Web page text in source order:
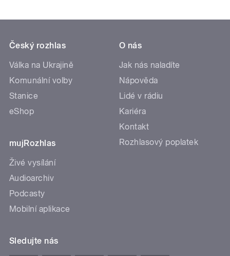
Český rozhlas
Válka na Ukrajině
Komunální volby
Stanice
eShop
mujRozhlas
Živé vysílání
Audioarchiv
Podcasty
Mobilní aplikace
O nás
Jak nás naladíte
Nápověda
Lidé v rádiu
Kariéra
Kontakt
Rozhlasový poplatek
Sledujte nás